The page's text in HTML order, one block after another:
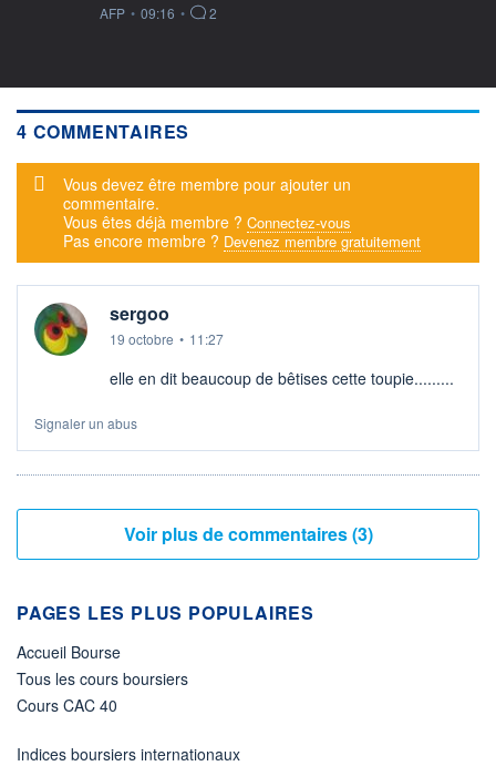
information fournie par
AFP • 09:16 • 2
4 COMMENTAIRES
Message d'alerte
Vous devez être membre pour ajouter un
commentaire.
Vous êtes déjà membre ? Connectez-vous
Pas encore membre ? Devenez membre gratuitement
sergoo
19 octobre • 11:27
elle en dit beaucoup de bêtises cette toupie.........
Signaler un abus
Voir plus de commentaires (3)
PAGES LES PLUS POPULAIRES
Accueil Bourse
Tous les cours boursiers
Cours CAC 40
Indices boursiers internationaux